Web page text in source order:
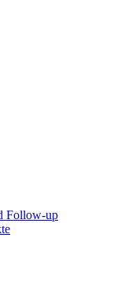
Follow-up